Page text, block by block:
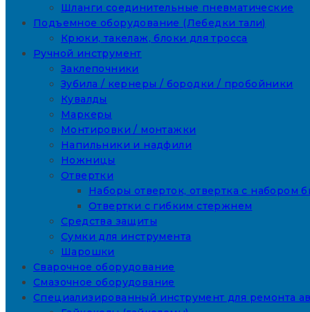
Шланги соединительные пневматические
Подъемное оборудование (Лебедки тали)
Крюки, такелаж, блоки для тросса
Ручной инструмент
Заклепочники
Зубила / кернеры / бородки / пробойники
Кувалды
Маркеры
Монтировки / монтажки
Напильники и надфили
Ножницы
Отвертки
Наборы отверток, отвертка с набором
Отвертки с гибким стержнем
Средства защиты
Сумки для инструмента
Шарошки
Сварочное оборудование
Смазочное оборудование
Специализированный инструмент для ремонта